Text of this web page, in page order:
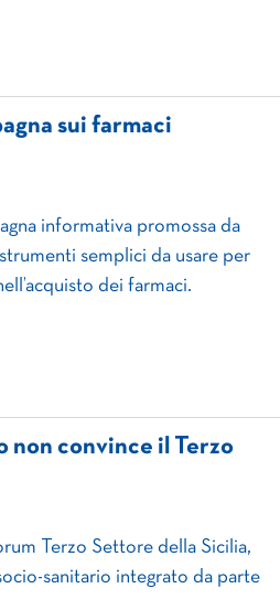
sui farmaci
informativa promossa da
semplici da usare per
dei farmaci.
non convince il Terzo
Terzo Settore della Sicilia,
sanitario integrato da parte